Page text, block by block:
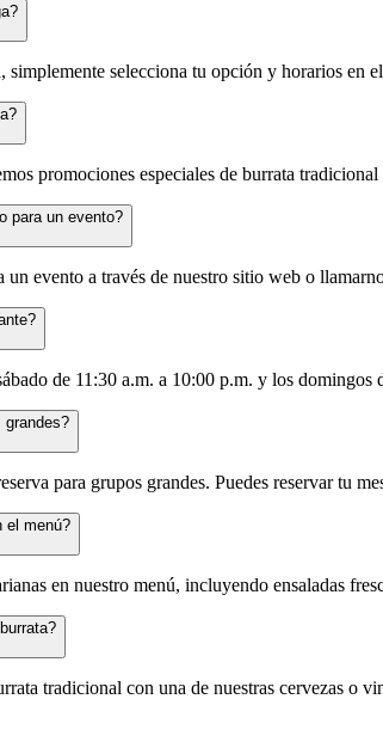
simplemente selecciona tu opción y horarios en
promociones especiales de burrata
para un evento?
un evento a través de nuestro sitio web o
de 11:30 a.m. a 10:00 p.m. y los
grandes?
para grupos grandes. Puedes reservar tu
el menú?
en nuestro menú, incluyendo ensaladas
tradicional con una de nuestras cervezas o